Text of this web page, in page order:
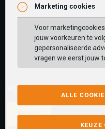
Wij versturen met:
Marketing cookies
Voor
jouw voorkeuren te
gepersonaliseerde
vragen we eerst jouw
ALLE
KEUZE